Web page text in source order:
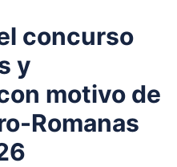
concurso
y
motivo de
Romanas